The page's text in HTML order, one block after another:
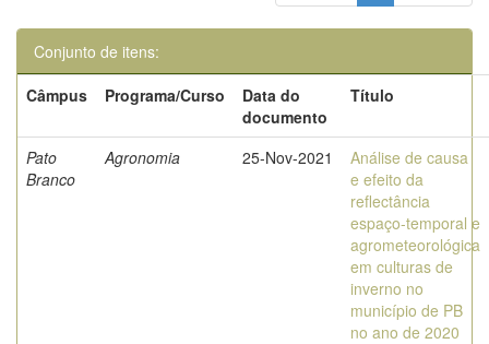
Conjunto de itens:
Câmpus
Programa/Curso
Data do
documento
Título
Pato
Branco
Agronomia 25-Nov-2021
Análise de causa
e efeito da
reflectância
espaço-temporal e
agrometeorológica
em culturas de
inverno no
município de PB
no ano de 2020